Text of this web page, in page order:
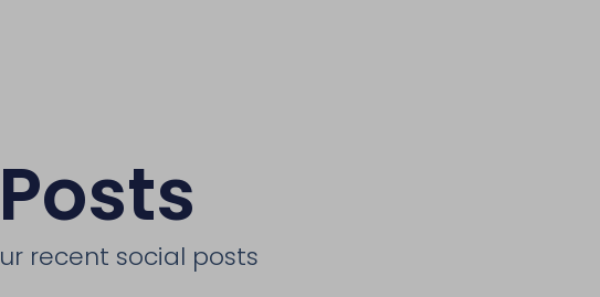
recent social posts